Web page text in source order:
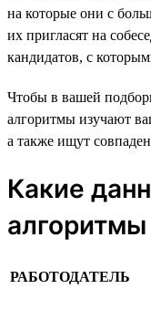
на которые они с
их пригласят на
кандидатов, с
Чтобы в вашей
алгоритмы изучают
а также ищут
Какие
РАБОТОДАТЕЛЬ